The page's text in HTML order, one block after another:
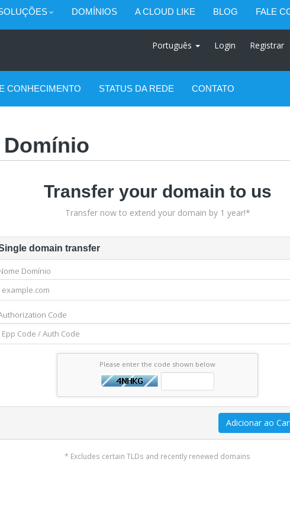
DOMÍNIOS A CLOUD LIKE BLOG FALE
Português Login Registrar
CONHECIMENTO STATUS DA REDE CONTATO
Transfer your domain to us
Transfer now to extend your domain by 1 year!*
domain transfer
Domínio
Code
Please enter the code shown below
Adicionar ao
* Excludes certain TLDs and recently renewed domains